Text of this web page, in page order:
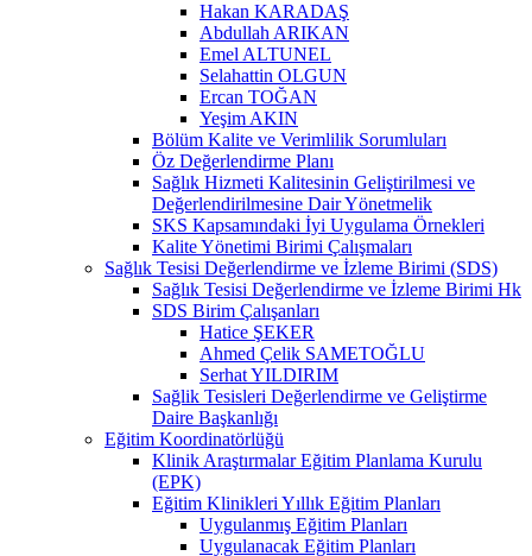
Hakan KARADAŞ
Abdullah ARIKAN
Emel ALTUNEL
Selahattin OLGUN
Ercan TOĞAN
Yeşim AKIN
Bölüm Kalite ve Verimlilik Sorumluları
Öz Değerlendirme Planı
Sağlık Hizmeti Kalitesinin Geliştirilmesi ve
Değerlendirilmesine Dair Yönetmelik
SKS Kapsamındaki İyi Uygulama Örnekleri
Kalite Yönetimi Birimi Çalışmaları
Sağlık Tesisi Değerlendirme ve İzleme Birimi (SDS)
Sağlık Tesisi Değerlendirme ve İzleme Birimi Hk
SDS Birim Çalışanları
Hatice ŞEKER
Ahmed Çelik SAMETOĞLU
Serhat YILDIRIM
Sağlik Tesisleri Değerlendirme ve Geliştirme
Daire Başkanlığı
Eğitim Koordinatörlüğü
Klinik Araştırmalar Eğitim Planlama Kurulu
(EPK)
Eğitim Klinikleri Yıllık Eğitim Planları
Uygulanmış Eğitim Planları
Uygulanacak Eğitim Planları